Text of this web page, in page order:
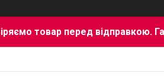
товар перед відправкою.